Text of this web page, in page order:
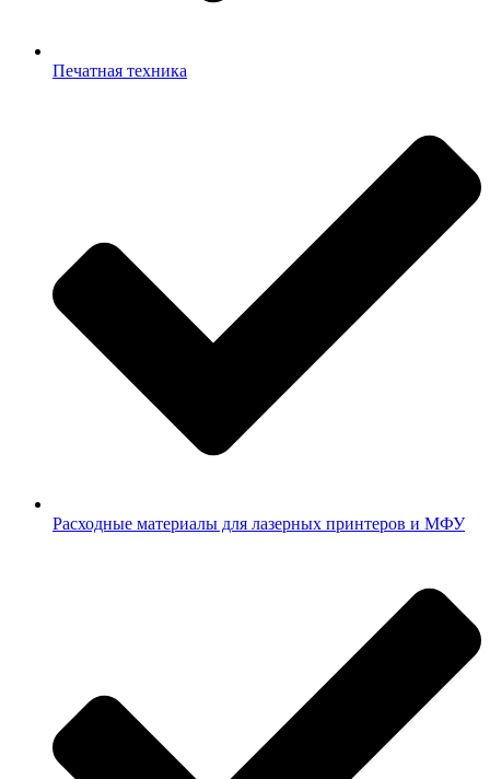
Печатная техника
Расходные материалы для лазерных принтеров и МФУ